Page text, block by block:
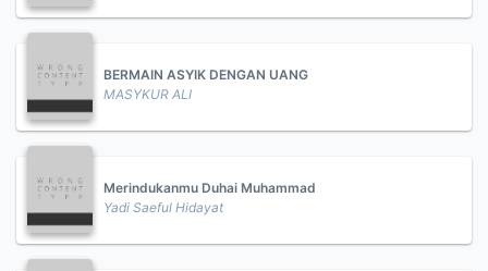
BERMAIN ASYIK DENGAN UANG
MASYKUR ALI
Merindukanmu Duhai Muhammad
Yadi Saeful Hidayat